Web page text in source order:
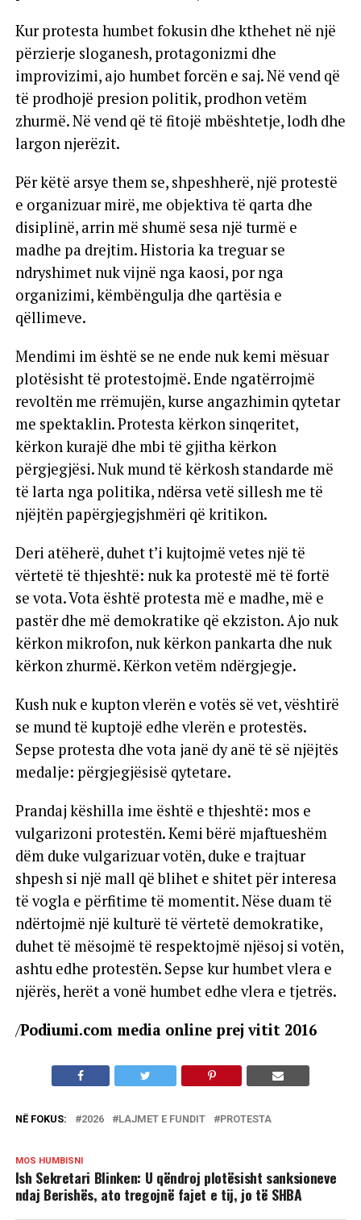
Kur protesta humbet fokusin dhe kthehet në një
përzierje sloganesh, protagonizmi dhe
improvizimi, ajo humbet forcën e saj. Në vend që
të prodhojë presion politik, prodhon vetëm
zhurmë. Në vend që të fitojë mbështetje, lodh dhe
largon njerëzit.
Për këtë arsye them se, shpeshherë, një protestë
e organizuar mirë, me objektiva të qarta dhe
disiplinë, arrin më shumë sesa një turmë e
madhe pa drejtim. Historia ka treguar se
ndryshimet nuk vijnë nga kaosi, por nga
organizimi, këmbëngulja dhe qartësia e
qëllimeve.
Mendimi im është se ne ende nuk kemi mësuar
plotësisht të protestojmë. Ende ngatërrojmë
revoltën me rrëmujën, kurse angazhimin qytetar
me spektaklin. Protesta kërkon sinqeritet,
kërkon kurajë dhe mbi të gjitha kërkon
përgjegjësi. Nuk mund të kërkosh standarde më
të larta nga politika, ndërsa vetë sillesh me të
njëjtën papërgjegjshmëri që kritikon.
Deri atëherë, duhet t’i kujtojmë vetes një të
vërtetë të thjeshtë: nuk ka protestë më të fortë
se vota. Vota është protesta më e madhe, më e
pastër dhe më demokratike që ekziston. Ajo nuk
kërkon mikrofon, nuk kërkon pankarta dhe nuk
kërkon zhurmë. Kërkon vetëm ndërgjegje.
Kush nuk e kupton vlerën e votës së vet, vështirë
se mund të kuptojë edhe vlerën e protestës.
Sepse protesta dhe vota janë dy anë të së njëjtës
medalje: përgjegjësisë qytetare.
Prandaj këshilla ime është e thjeshtë: mos e
vulgarizoni protestën. Kemi bërë mjaftueshëm
dëm duke vulgarizuar votën, duke e trajtuar
shpesh si një mall që blihet e shitet për interesa
të vogla e përfitime të momentit. Nëse duam të
ndërtojmë një kulturë të vërtetë demokratike,
duhet të mësojmë të respektojmë njësoj si votën,
ashtu edhe protestën. Sepse kur humbet vlera e
njërës, herët a vonë humbet edhe vlera e tjetrës.
/Podiumi.com media online prej vitit 2016
NË FOKUS: 2026 LAJMET E FUNDIT PROTESTA
MOS HUMBISNI
Ish Sekretari Blinken: U qëndroj plotësisht sanksioneve
ndaj Berishës, ato tregojnë fajet e tij, jo të SHBA